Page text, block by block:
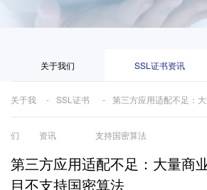
关于我们 SSL证书资讯
关于我
们
SSL证书
资讯
第三方应用适配不足：
支持国密算法
第三方应用适配不足：大量商
目不支持国密算法